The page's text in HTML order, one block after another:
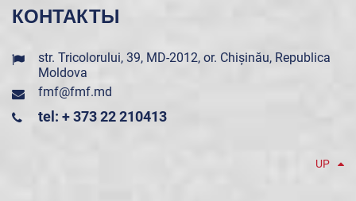
КОНТАКТЫ
str. Tricolorului, 39, MD-2012, or. Chișinău, Republica
Moldova
fmf@fmf.md
tel: + 373 22 210413
UP